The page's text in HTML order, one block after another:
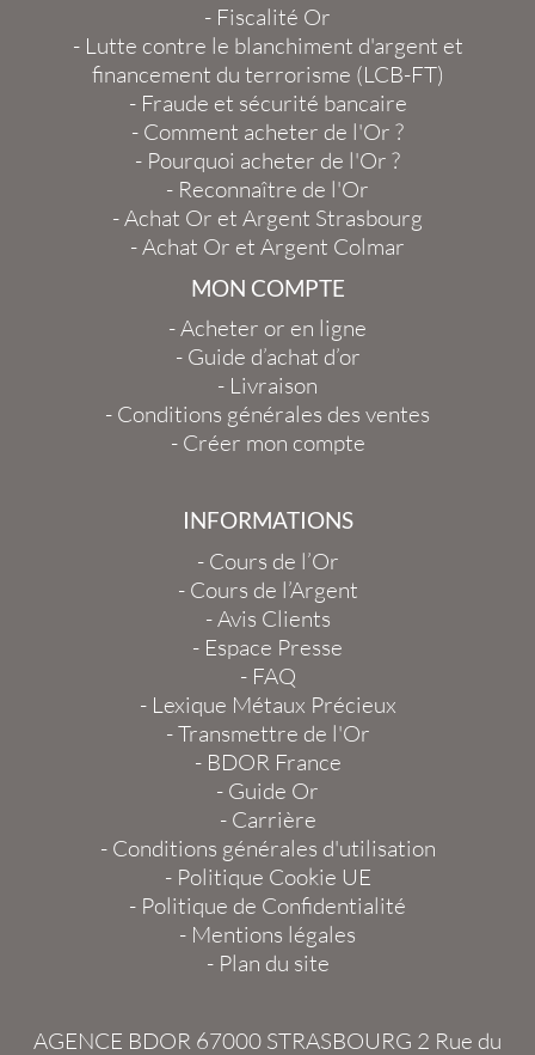
- Fiscalité Or
- Lutte contre le blanchiment d'argent et
financement du terrorisme (LCB-FT)
- Fraude et sécurité bancaire
- Comment acheter de l'Or ?
- Pourquoi acheter de l'Or ?
- Reconnaître de l'Or
-Achat Or et Argent Strasbourg
-Achat Or et Argent Colmar
MON COMPTE
-Acheter or en ligne
- Guide d’achat d’or
- Livraison
- Conditions générales des ventes
- Créer mon compte
INFORMATIONS
- Cours de l’Or
- Cours de l’Argent
-Avis Clients
- Espace Presse
- FAQ
- Lexique Métaux Précieux
-Transmettre de l'Or
- BDOR France
- Guide Or
- Carrière
- Conditions générales d'utilisation
- Politique Cookie UE
- Politique de Confidentialité
- Mentions légales
- Plan du site
AGENCE BDOR 67000 STRASBOURG 2 Rue du